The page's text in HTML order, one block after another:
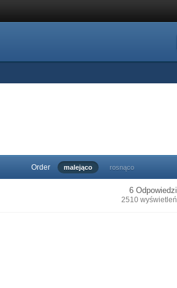
Order malejąco rosnąco
6 Odpowiedzi
2510 wyświetleń